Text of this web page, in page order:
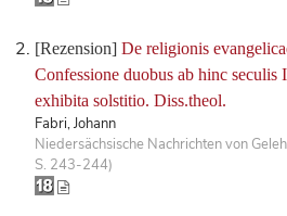
[Rezension] De religionis
Confessione duobus ab hinc
exhibita solstitio. Diss.theol.
Fabri, Johann
Niedersächsische Nachrichten von
S. 243-244)